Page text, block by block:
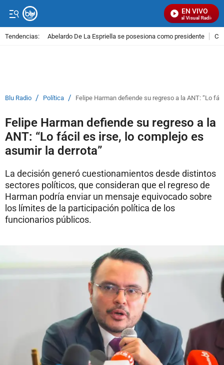
EN VIVO
Señal Visual Radio
Tendencias: Abelardo De La Espriella se posesiona como presidente
Blu Radio / Política / Felipe Harman defiende su regreso a la ANT: “Lo
Felipe Harman defiende su regreso a la
ANT: “Lo fácil es irse, lo complejo es
asumir la derrota”
La decisión generó cuestionamientos desde distintos
sectores políticos, que consideran que el regreso de
Harman podría enviar un mensaje equivocado sobre
los límites de la participación política de los
funcionarios públicos.